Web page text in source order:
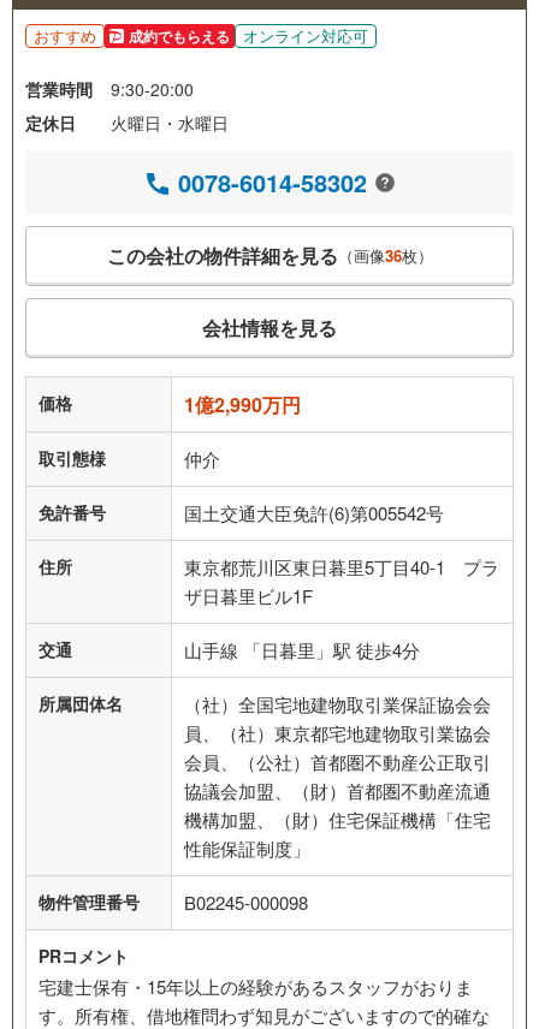
おすすめ 成約でもらえる オンライン対応可
営業時間
9:30-20:00
定休日
火曜日・水曜日
0078-6014-58302
この会社の物件詳細を見る （画像36枚）
会社情報を見る
価格 1億2,990万円
取引態様 仲介
免許番号 国土交通大臣免許(6)第005542号
住所
東京都荒川区東日暮里5丁目40-1 プラ
ザ日暮里ビル1F
交通 山手線 「日暮里」駅 徒歩4分
所属団体名
（社）全国宅地建物取引業保証協会会
員、（社）東京都宅地建物取引業協会
会員、（公社）首都圏不動産公正取引
協議会加盟、（財）首都圏不動産流通
機構加盟、（財）住宅保証機構「住宅
性能保証制度」
物件管理番号 B02245-000098
PRコメント
宅建士保有・15年以上の経験があるスタッフがおりま
す。所有権、借地権問わず知見がございますので的確な